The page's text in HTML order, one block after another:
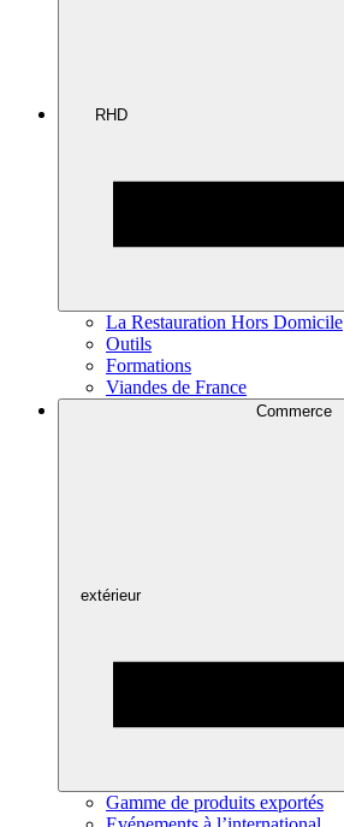
RHD
La Restauration Hors Domicile
Outils
Formations
Viandes de France
Commerce
extérieur
Gamme de produits exportés